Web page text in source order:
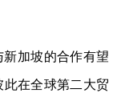
加坡的合作有望
在全球第二大贸